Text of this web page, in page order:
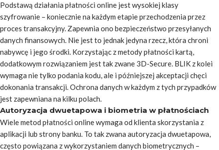
Podstawą działania płatności online jest wysokiej klasy
szyfrowanie – koniecznie na każdym etapie przechodzenia przez
proces transakcyjny. Zapewnia ono bezpieczeństwo przesyłanych
danych finansowych. Nie jest to jednak jedyna rzecz, która chroni
nabywcę i jego środki. Korzystając z metody płatności kartą,
dodatkowym rozwiązaniem jest tak zwane 3D-Secure. BLIK z kolei
wymaga nie tylko podania kodu, ale i późniejszej akceptacji chęci
dokonania transakcji. Ochrona danych w każdym z tych przypadków
jest zapewniana na kilku polach.
Autoryzacja dwuetapowa i biometria w płatnościach
Wiele metod płatności online wymaga od klienta skorzystania z
aplikacji lub strony banku. To tak zwana autoryzacja dwuetapowa,
często powiązana z wykorzystaniem danych biometrycznych –